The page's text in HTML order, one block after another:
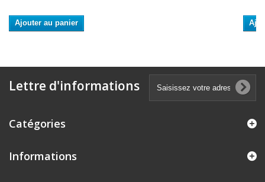
Ajouter au panier
Lettre d'informations
Catégories
Informations